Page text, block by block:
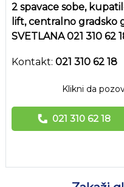
2 spavace sobe,
lift, centralno gradsko
SVETLANA 021 310 62
Kontakt: 021 310 62 18
Klikni da
021 310 62 18